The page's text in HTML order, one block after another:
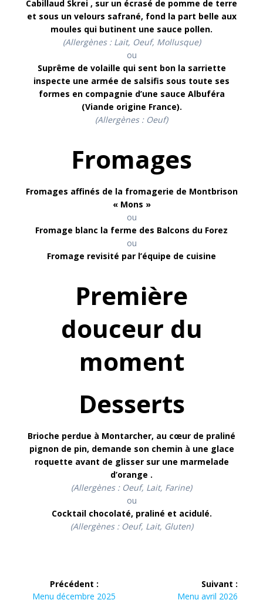
Cabillaud Skrei , sur un écrasé de pomme de terre
et sous un velours safrané, fond la part belle aux
moules qui butinent une sauce pollen.
(Allergènes : Lait, Oeuf, Mollusque)
ou
Suprême de volaille qui sent bon la sarriette
inspecte une armée de salsifis sous toute ses
formes en compagnie d’une sauce Albuféra
(Viande origine France).
(Allergènes : Oeuf)
Fromages
Fromages affinés de la fromagerie de Montbrison
« Mons »
ou
Fromage blanc la ferme des Balcons du Forez
ou
Fromage revisité par l’équipe de cuisine
Première
douceur du
moment
Desserts
Brioche perdue à Montarcher, au cœur de praliné
pignon de pin, demande son chemin à une glace
roquette avant de glisser sur une marmelade
d’orange .
(Allergènes : Oeuf, Lait, Farine)
ou
Cocktail chocolaté, praliné et acidulé.
(Allergènes : Oeuf, Lait, Gluten)
Navigation
Précédent :
Article
Menu décembre 2025
Suivant :
Article
Menu avril 2026